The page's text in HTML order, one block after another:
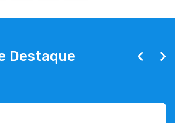
Destaque